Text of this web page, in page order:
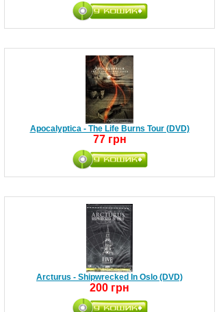
Apocalyptica - The Life Burns Tour (DVD)
77 грн
Arcturus - Shipwrecked In Oslo (DVD)
200 грн